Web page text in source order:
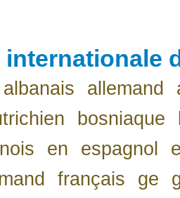
internationale
albanais allemand
bosniaque
en espagnol
français ge